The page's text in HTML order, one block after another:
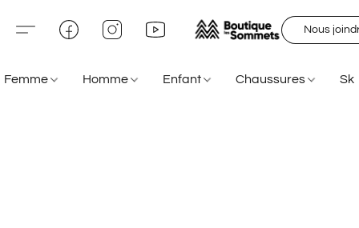
Nous
Femme Homme Enfant Chaussures